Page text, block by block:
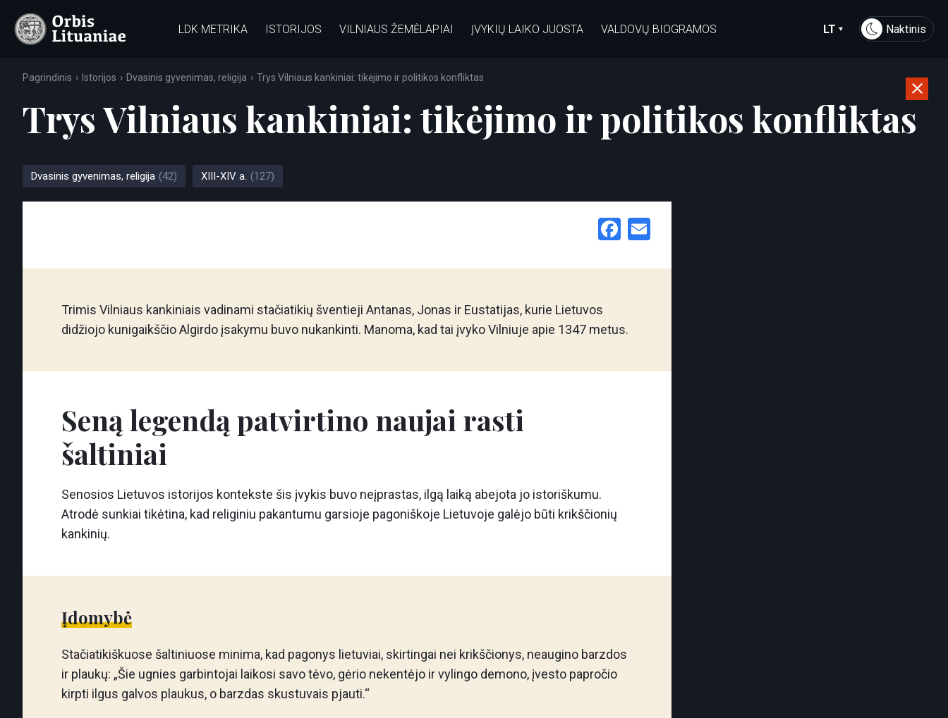
LDK METRIKA ISTORIJOS VILNIAUS ŽEMĖLAPIAI ĮVYKIŲ LAIKO JUOSTA VALDOVŲ BIOGRAMOS LT Naktinis
Pagrindinis Istorijos Dvasinis gyvenimas, religija Trys Vilniaus kankiniai: tikėjimo ir politikos konfliktas
Trys Vilniaus kankiniai: tikėjimo ir politikos konfliktas
Dvasinis gyvenimas, religija (42) XIII-XIV a. (127)
Facebook
Email
Trimis Vilniaus kankiniais vadinami stačiatikių šventieji Antanas, Jonas ir Eustatijas, kurie Lietuvos
didžiojo kunigaikščio Algirdo įsakymu buvo nukankinti. Manoma, kad tai įvyko Vilniuje apie 1347 metus.
Seną legendą patvirtino naujai rasti
šaltiniai
Senosios Lietuvos istorijos kontekste šis įvykis buvo neįprastas, ilgą laiką abejota jo istoriškumu.
Atrodė sunkiai tikėtina, kad religiniu pakantumu garsioje pagoniškoje Lietuvoje galėjo būti krikščionių
kankinių.
Įdomybė
Stačiatikiškuose šaltiniuose minima, kad pagonys lietuviai, skirtingai nei krikščionys, neaugino barzdos
ir plaukų: „Šie ugnies garbintojai laikosi savo tėvo, gėrio nekentėjo ir vylingo demono, įvesto papročio
kirpti ilgus galvos plaukus, o barzdas skustuvais pjauti.“